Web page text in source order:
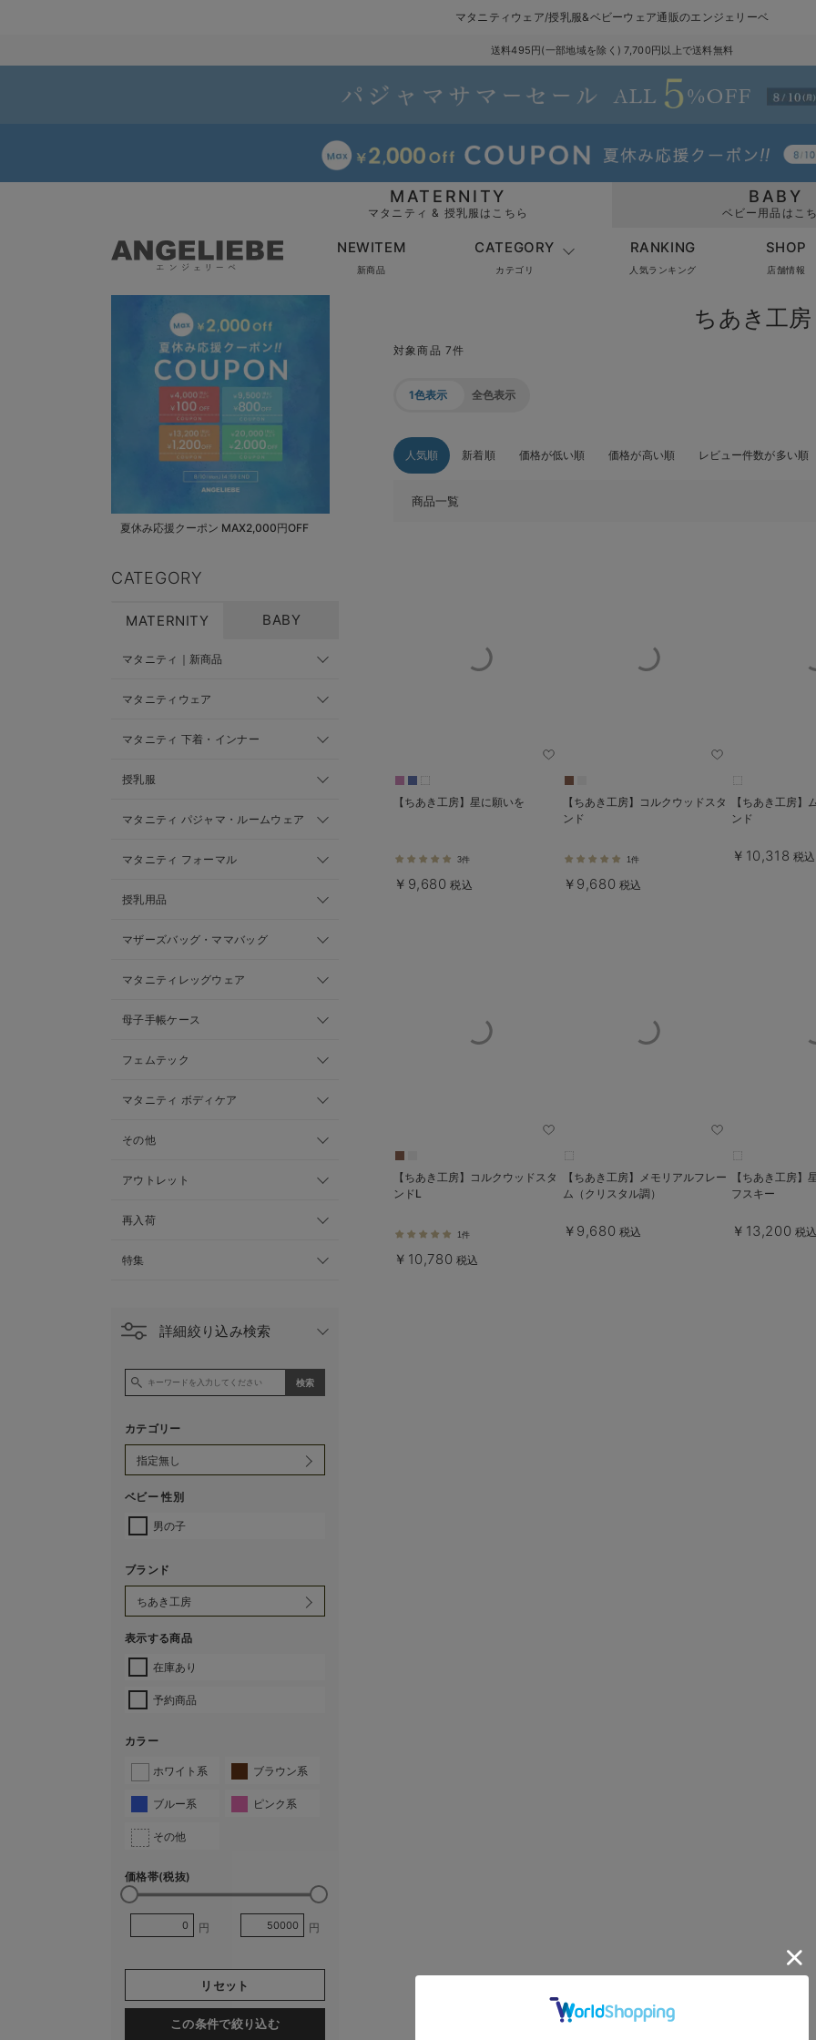
マタニティウェア/授乳服&ベビーウェア通販のエンジェリーベ
送料495円(一部地域を除く) 7,700円以上で送料無料
MATERNITY
マタニティ & 授乳服はこちら
BABY
ベビー用品はこ
NEWITEM
新商品
CATEGORY
カテゴリ
RANKING
人気ランキング
SHOP
店舗情報
夏休み応援クーポン MAX2,000円OFF
CATEGORY
MATERNITY BABY
マタニティ｜新商品
マタニティウェア
マタニティ 下着・インナー
授乳服
マタニティ パジャマ・ルームウェア
マタニティ フォーマル
授乳用品
マザーズバッグ・ママバッグ
マタニティレッグウェア
母子手帳ケース
フェムテック
マタニティ ボディケア
その他
アウトレット
再入荷
特集
詳細絞り込み検索
カテゴリー
ベビー 性別
男の子
ブランド
表示する商品
在庫あり
予約商品
カラー
ホワイト系 ブラウン系
ブルー系 ピンク系
その他
価格帯(税抜)
円 円
リセット
この条件で絞り込む
ちあき工房
対象商品 7件
1色表示 全色表示
人気順 新着順 価格が低い順 価格が高い順 レビュー件数が多い順
商品一覧
【ちあき工房】星に願いを
3件
￥9,680 税込
【ちあき工房】コルクウッドスタ
ンド
1件
￥9,680 税込
【ちあき工房】
ンド
￥10,318 税込
【ちあき工房】コルクウッドスタ
ンドL
1件
￥10,780 税込
【ちあき工房】メモリアルフレー
ム（クリスタル調）
￥9,680 税込
【ちあき工房】
フスキー
￥13,200 税